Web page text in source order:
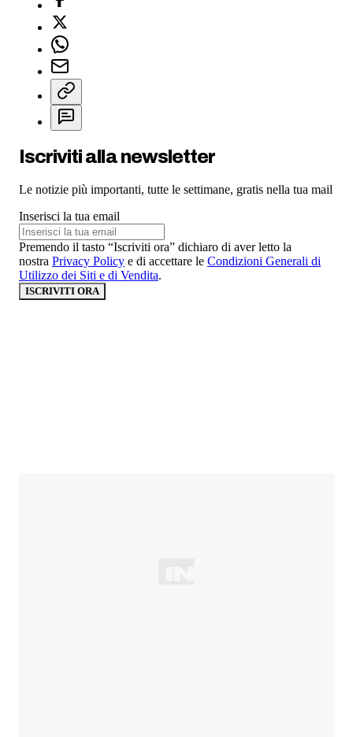
Iscriviti alla newsletter
Le notizie più importanti, tutte le settimane, gratis nella tua mail
Inserisci la tua email
Premendo il tasto “Iscriviti ora” dichiaro di aver letto la
nostra Privacy Policy e di accettare le Condizioni Generali di
Utilizzo dei Siti e di Vendita.
ISCRIVITI ORA